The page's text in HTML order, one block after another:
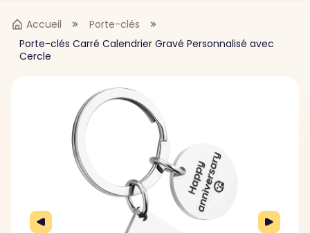
Accueil
Porte-clés
Porte-clés Carré Calendrier Gravé Personnalisé avec
Cercle